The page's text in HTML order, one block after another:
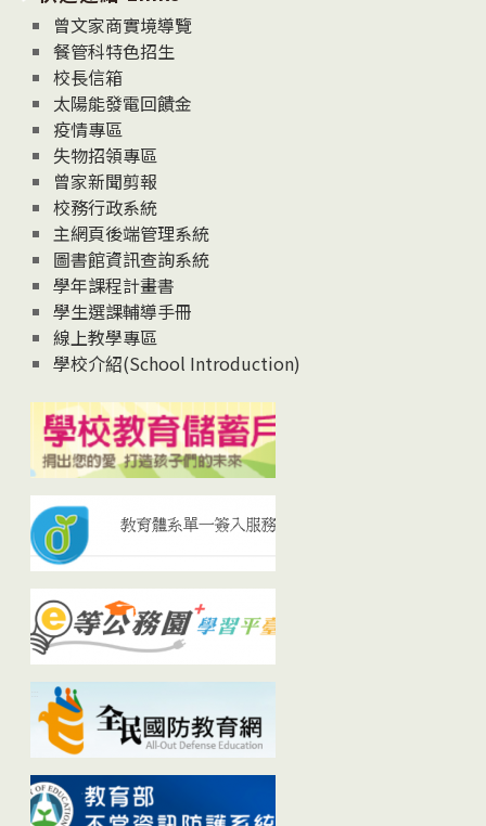
息
News
曾文家商實境導覽
餐管科特色招生
校長信箱
太陽能發電回饋金
疫情專區
失物招領專區
曾家新聞剪報
校務行政系統
主網頁後端管理系統
圖書館資訊查詢系統
學年課程計畫書
學生選課輔導手冊
線上教學專區
學校介紹(School Introduction)